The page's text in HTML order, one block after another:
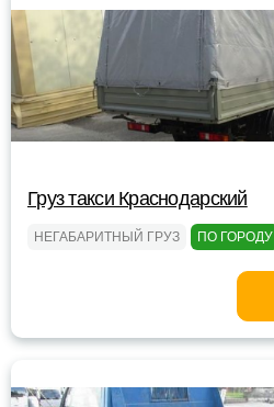
Груз такси Краснодарский
НЕГАБАРИТНЫЙ ГРУЗ ПО ГОРОДУ